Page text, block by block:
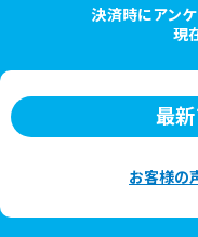
決済時にアン
現
最
お客様の